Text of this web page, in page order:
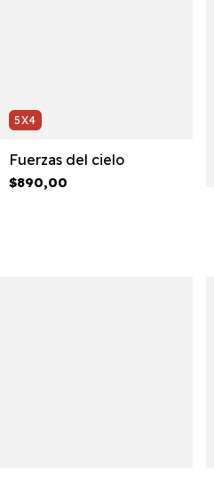
5X4
Fuerzas del cielo
$890,00